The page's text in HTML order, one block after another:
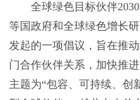
全球绿色目标伙伴2030
等国政府和全球绿色增长
发起的一项倡议，旨在推
门合作伙伴关系，加快推
主题为“包容、可持续、创